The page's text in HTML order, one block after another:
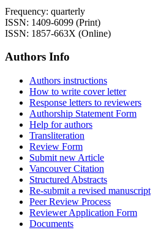
Frequency: quarterly
ISSN: 1409-6099 (Print)
ISSN: 1857-663X (Online)
Authors Info
Authors instructions
How to write cover letter
Response letters to reviewers
Authorship Statement Form
Help for authors
Transliteration
Review Form
Submit new Article
Vancouver Citation
Structured Abstracts
Re-submit a revised manuscript
Peer Review Process
Reviewer Application Form
Documents